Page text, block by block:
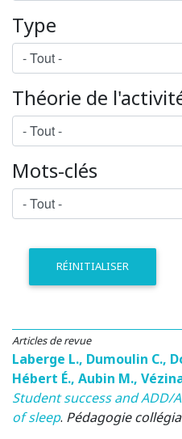
Type
Théorie de
Mots-clés
RÉINITIALISER
Articles de revue
Laberge L., Dumoulin C.,
Hébert É., Aubin M.,
Student success and ADD/
of sleep. Pédagogie